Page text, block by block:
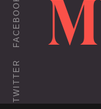
TWITTER
FACEBOOK